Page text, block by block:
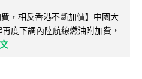
，相反香港不斷加價】中國大
度下調內陸航線燃油附加費，